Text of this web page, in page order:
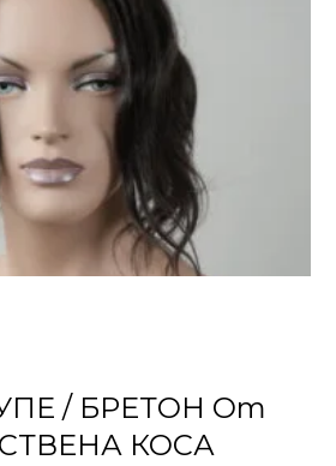
/ БРЕТОН От
КОСА